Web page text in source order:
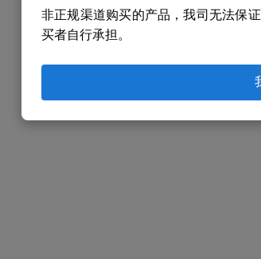
非正规渠道购买的产品，我司无法保
买者自行承担。